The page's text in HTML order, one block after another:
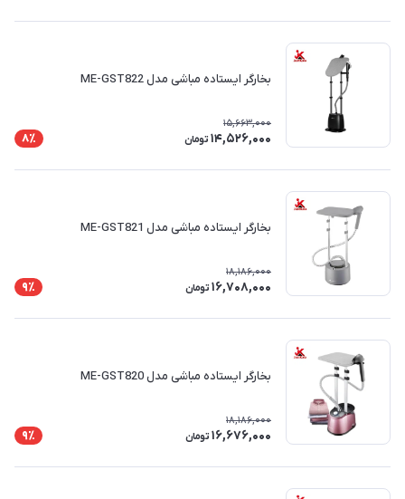
بخارگر ایستاده مباشی مدل ME-GST822
15,663,000
14,526,000 تومان 8٪
بخارگر ایستاده مباشی مدل ME-GST821
18,186,000
16,708,000 تومان 9٪
بخارگر ایستاده مباشی مدل ME-GST820
18,186,000
16,676,000 تومان 9٪